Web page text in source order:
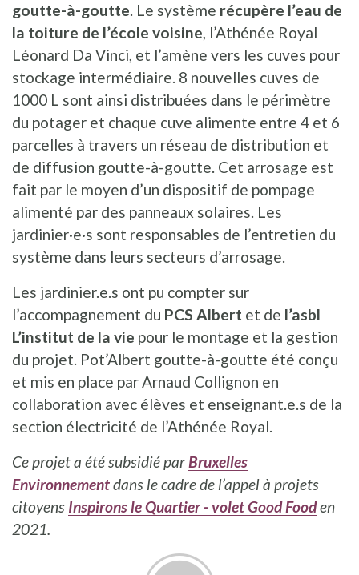
goutte-à-goutte. Le système récupère l’eau de
la toiture de l’école voisine, l’Athénée Royal
Léonard Da Vinci, et l’amène vers les cuves pour
stockage intermédiaire. 8 nouvelles cuves de
1000 L sont ainsi distribuées dans le périmètre
du potager et chaque cuve alimente entre 4 et 6
parcelles à travers un réseau de distribution et
de diffusion goutte-à-goutte. Cet arrosage est
fait par le moyen d’un dispositif de pompage
alimenté par des panneaux solaires. Les
jardinier·e·s sont responsables de l’entretien du
système dans leurs secteurs d’arrosage.
Les jardinier.e.s ont pu compter sur
l’accompagnement du PCS Albert et de l’asbl
L’institut de la vie pour le montage et la gestion
du projet. Pot’Albert goutte-à-goutte été conçu
et mis en place par Arnaud Collignon en
collaboration avec élèves et enseignant.e.s de la
section électricité de l’Athénée Royal.
Ce projet a été subsidié parBruxelles
Environnementdans le cadre de l’appel à projets
citoyens Inspirons le Quartier - volet Good Fooden
2021.